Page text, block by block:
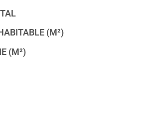
(M²)
(M²)